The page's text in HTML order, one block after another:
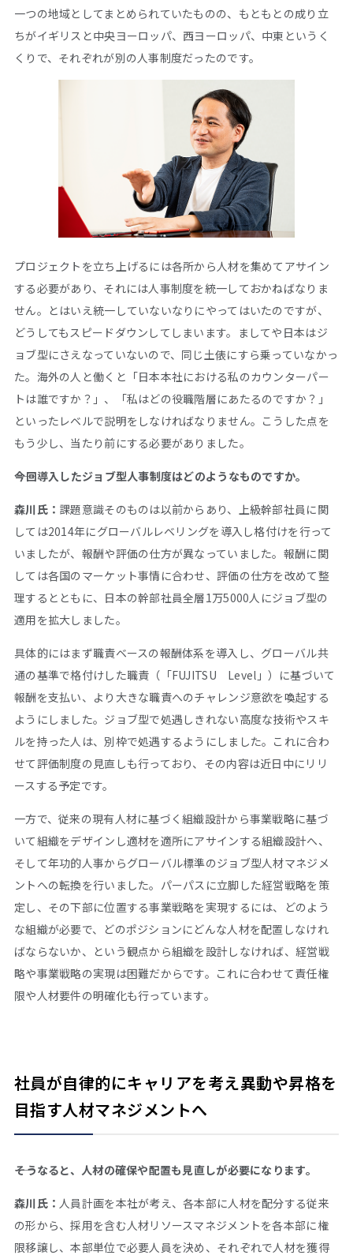
一つの地域としてまとめられていたものの、もともとの成り立
ちがイギリスと中央ヨーロッパ、西ヨーロッパ、中東というく
くりで、それぞれが別の人事制度だったのです。
プロジェクトを立ち上げるには各所から人材を集めてアサイン
する必要があり、それには人事制度を統一しておかねばなりま
せん。とはいえ統一していないなりにやってはいたのですが、
どうしてもスピードダウンしてしまいます。ましてや日本はジ
ョブ型にさえなっていないので、同じ土俵にすら乗っていなかっ
た。海外の人と働くと「日本本社における私のカウンターパー
トは誰ですか？」、「私はどの役職階層にあたるのですか？」
といったレベルで説明をしなければなりません。こうした点を
もう少し、当たり前にする必要がありました。
――今回導入したジョブ型人事制度はどのようなものですか。
森川氏： 課題意識そのものは以前からあり、上級幹部社員に関
しては2014年にグローバルレベリングを導入し格付けを行って
いましたが、報酬や評価の仕方が異なっていました。報酬に関
しては各国のマーケット事情に合わせ、評価の仕方を改めて整
理するとともに、日本の幹部社員全層1万5000人にジョブ型の
適用を拡大しました。
具体的にはまず職責ベースの報酬体系を導入し、グローバル共
通の基準で格付けした職責（「FUJITSU Level」）に基づいて
報酬を支払い、より大きな職責へのチャレンジ意欲を喚起する
ようにしました。ジョブ型で処遇しきれない高度な技術やスキ
ルを持った人は、別枠で処遇するようにしました。これに合わ
せて評価制度の見直しも行っており、その内容は近日中にリリ
ースする予定です。
一方で、従来の現有人材に基づく組織設計から事業戦略に基づ
いて組織をデザインし適材を適所にアサインする組織設計へ、
そして年功的人事からグローバル標準のジョブ型人材マネジメ
ントへの転換を行いました。パーパスに立脚した経営戦略を策
定し、その下部に位置する事業戦略を実現するには、どのよう
な組織が必要で、どのポジションにどんな人材を配置しなけれ
ばならないか、という観点から組織を設計しなければ、経営戦
略や事業戦略の実現は困難だからです。これに合わせて責任権
限や人材要件の明確化も行っています。
社員が自律的にキャリアを考え異動や昇格を
目指す人材マネジメントへ
――そうなると、人材の確保や配置も見直しが必要になります。
森川氏： 人員計画を本社が考え、各本部に人材を配分する従来
の形から、採用を含む人材リソースマネジメントを各本部に権
限移譲し、本部単位で必要人員を決め、それぞれで人材を獲得